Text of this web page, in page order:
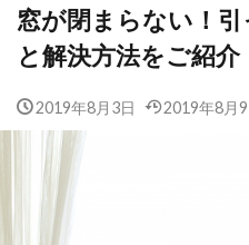
窓が閉まらない！
と解決方法をご紹介
2019年8月3日 2019年8月9